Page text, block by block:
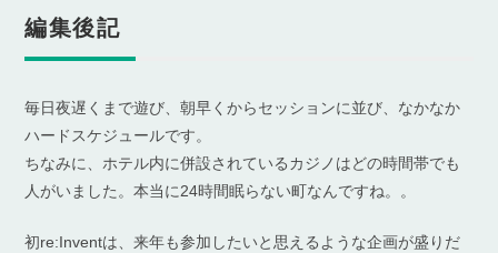
編集後記
毎日夜遅くまで遊び、朝早くからセッションに並び、なかなか
ハードスケジュールです。
ちなみに、ホテル内に併設されているカジノはどの時間帯でも
人がいました。本当に24時間眠らない町なんですね。。
初re:Inventは、来年も参加したいと思えるような企画が盛りだ